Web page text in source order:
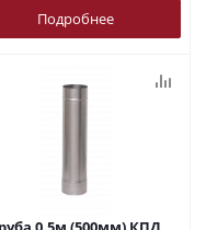
Подробнее